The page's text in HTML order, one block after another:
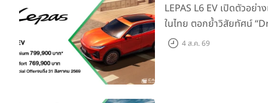
LEPAS L6 EV เปิดตัวอย่
ในไทย ตอกย้ำวิสัยทัศน์
Elegance” มาพร้อม 2 รุ่
4 ส.ค. 69